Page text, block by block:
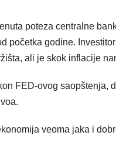
poteza centralne
početka godine.
ali je skok inflacije
FED-ovog saopštenja,
veoma jaka i